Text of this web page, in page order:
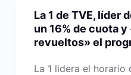
La 1 de TVE, líder
un 16% de cuota
revueltos» el
La 1 lidera el horario